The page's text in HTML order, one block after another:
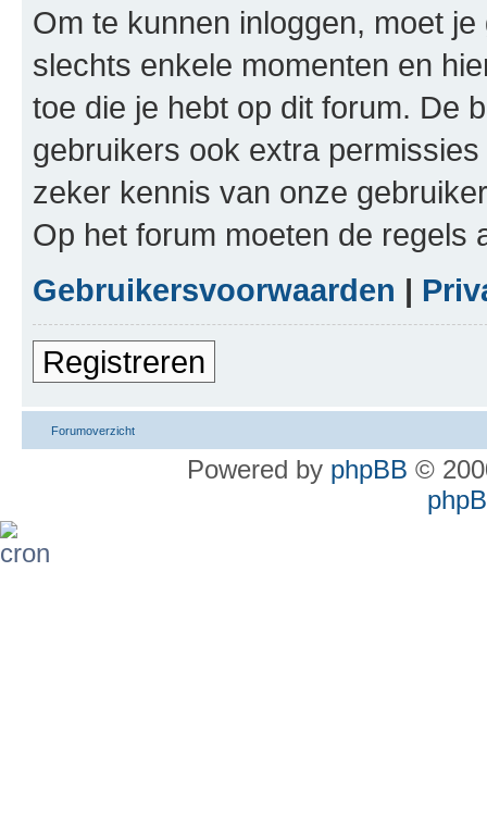
Om te kunnen inloggen, moet
slechts enkele momenten en
toe die je hebt op dit forum. De
gebruikers ook extra
zeker kennis van onze
Op het forum moeten de regels
Gebruikersvoorwaarden |
Registreren
Forumoverzicht
Powered by phpBB ©